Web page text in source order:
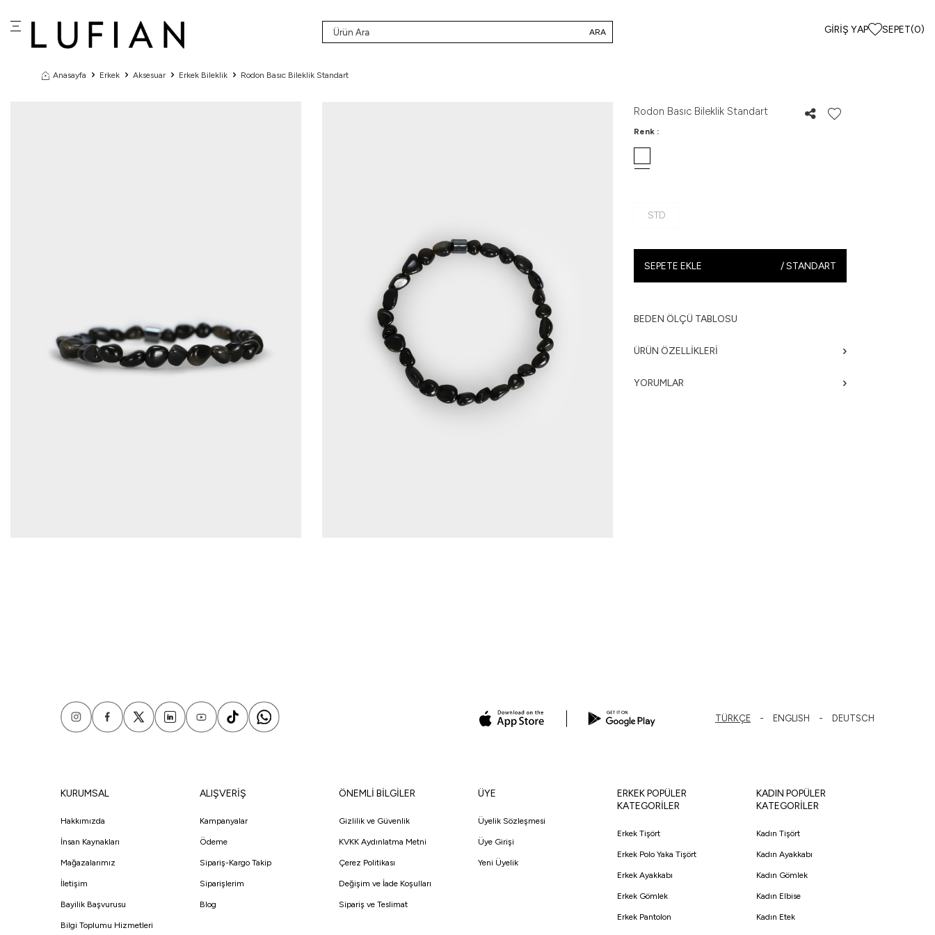
ARA GIRIŞ YAP SEPET(0)
Anasayfa Erkek Aksesuar Erkek Bileklik Rodon Basıc Bileklik Standart
Rodon Basıc Bileklik Standart
Renk :
STD
SEPETE EKLE /STANDART
BEDEN ÖLÇÜ TABLOSU
ÜRÜN ÖZELLIKLERI
YORUMLAR
TÜRKÇE ENGLISH DEUTSCH
KURUMSAL
Hakkımızda
İnsan Kaynakları
Mağazalarımız
İletişim
Bayilik Başvurusu
Bilgi Toplumu Hizmetleri
ALIŞVERİŞ
Kampanyalar
Ödeme
Sipariş-Kargo Takip
Siparişlerim
Blog
ÖNEMLİ BİLGİLER
Gizlilik ve Güvenlik
KVKK Aydınlatma Metni
Çerez Politikası
Değişim ve İade Koşulları
Sipariş ve Teslimat
ÜYE
Üyelik Sözleşmesi
Üye Girişi
Yeni Üyelik
ERKEK POPÜLER
KATEGORİLER
Erkek Tişört
Erkek Polo Yaka Tişört
Erkek Ayakkabı
Erkek Gömlek
Erkek Pantolon
KADIN POPÜLER
KATEGORİLER
Kadın Tişört
Kadın Ayakkabı
Kadın Gömlek
Kadın Elbise
Kadın Etek